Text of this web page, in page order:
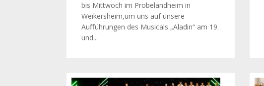
bis Mittwoch im Probelandheim in
Weikersheim,um uns auf unsere
Auﬀührungen des Musicals „Aladin“ am 19.
und...